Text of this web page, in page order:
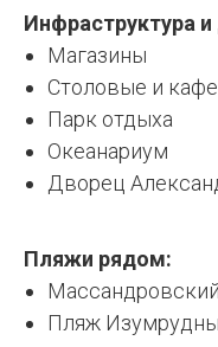
Инфраструктура
Магазины
Столовые и кафе
Парк отдыха
Океанариум
Дворец
Пляжи рядом:
Пляж